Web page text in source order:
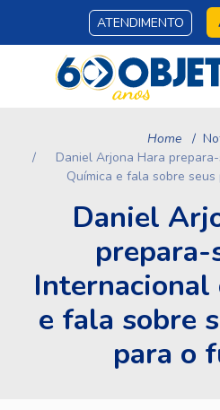
ATENDIMENTO
Home
Daniel Arjona Hara
Química e fala sobre
Daniel
prepara-
Internacional
e fala sobre
para o